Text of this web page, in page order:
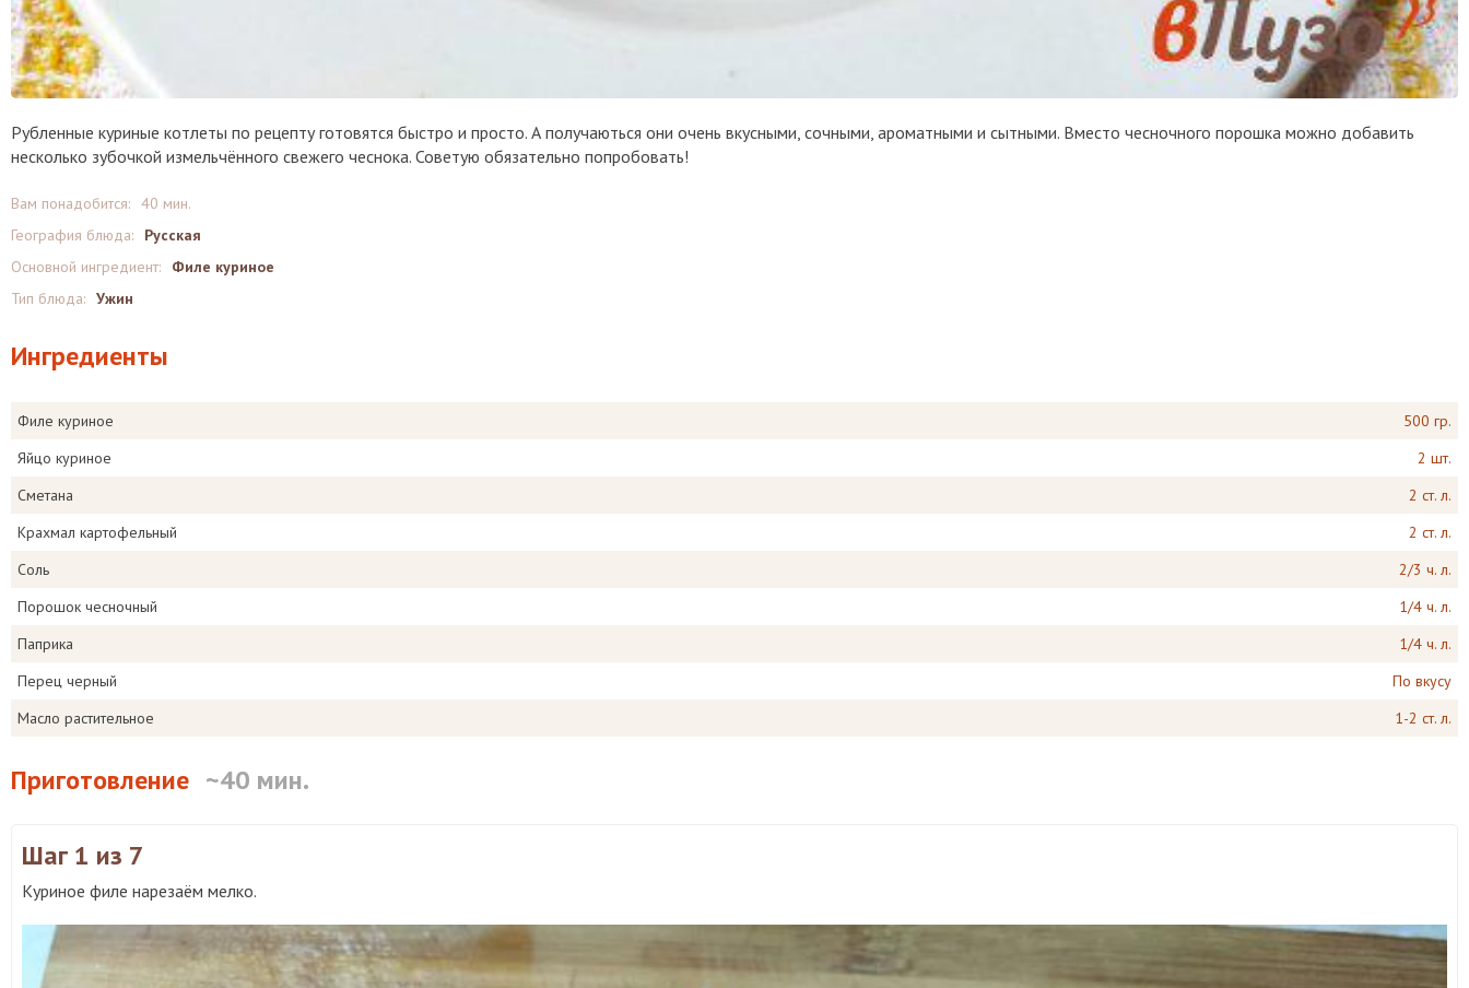
Рубленные куриные котлеты по рецепту готовятся быстро и просто. А получаються они очень вкусными, сочными, ароматными и сытными. Вместо чесночного порошка можно добавить
несколько зубочкой измельчённого свежего чеснока. Советую обязательно попробовать!
Вам понадобится: 40 мин.
География блюда:
Русская
Основной ингредиент:
Филе куриное
Тип блюда: Ужин
Ингредиенты
Филе куриное
500 гр.
Яйцо куриное
2 шт.
Сметана
2 ст. л.
Крахмал картофельный
2 ст. л.
Соль
2/3 ч. л.
Порошок чесночный
1/4 ч. л.
Паприка
1/4 ч. л.
Перец черный
По вкусу
Масло растительное
1-2 ст. л.
Приготовление ~40 мин.
Шаг 1 из 7
Куриное филе нарезаём мелко.